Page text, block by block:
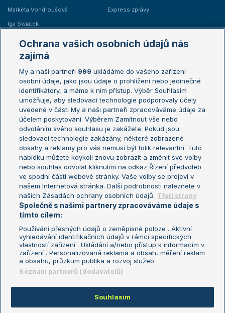
Markéta Vondroušová
Iga Swiatek
Express zprávy
Žebříčky
Žebříček ATP (muži)
Žebříček WTA (ženy)
Sázkařský žebříček
Australian Open
French Open
Wimbledon
US Open
Turnaj mistrů
Turnaj mistryň
Aktualní trendy
Fotbalové přestupy
Livesport Daily
LS Prague Open
Podmínky užití
Nastavení soukromí
GDPR a žurnalistika
Reklama
Kontakt
Informace o zpracování osobních
údajů
Copyright © 2008-2026 TenisPortal.cz. Využíváme zpravodajství ČTK.
Ochrana vašich osobních údajů nás
zajímá
My a naši partneři 999 ukládáme do vašeho zařízení
osobní údaje, jako jsou údaje o prohlížení nebo jedinečné
identifikátory, a máme k nim přístup. Výběr Souhlasím
umožňuje, aby sledovací technologie podporovaly účely
uvedené v části My a naši partneři zpracováváme údaje za
účelem poskytování. Výběrem Zamítnout vše nebo
odvoláním svého souhlasu je zakážete. Pokud jsou
sledovací technologie zakázány, některé zobrazené
obsahy a reklamy pro vás nemusí být tolik relevantní. Tuto
nabídku můžete kdykoli znovu zobrazit a změnit své volby
nebo souhlas odvolat kliknutím na odkaz Řízení předvoleb
ve spodní části webové stránky. Vaše volby se projeví v
našem Internetová stránka. Další podrobnosti naleznete v
našich Zásadách ochrany osobních údajů. Třetí strany
Společně s našimi partnery zpracováváme údaje s
tímto cílem:
Používání přesných údajů o zeměpisné poloze . Aktivní
vyhledávání identifikačních údajů v rámci specifických
vlastností zařízení . Ukládání a/nebo přístup k informacím v
zařízení . Personalizovaná reklama a obsah, měření reklam
a obsahu, průzkum publika a rozvoj služeb .
Seznam partnerů (dodavatelů)
Souhlasím